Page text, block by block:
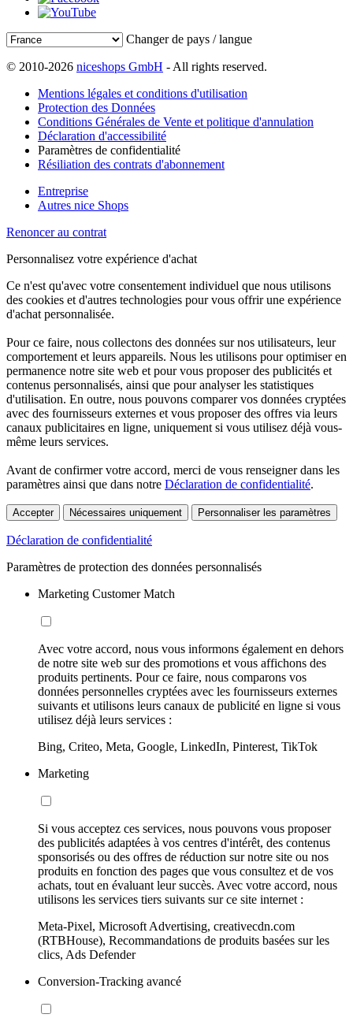
Changer de pays / langue
© 2010-2026 niceshops GmbH - All rights reserved.
Mentions légales et conditions d'utilisation
Protection des Données
Conditions Générales de Vente et politique d'annulation
Déclaration d'accessibilité
Paramètres de confidentialité
Résiliation des contrats d'abonnement
Entreprise
Autres nice Shops
Renoncer au contrat
Personnalisez votre expérience d'achat
Ce n'est qu'avec votre consentement individuel que nous utilisons
des cookies et d'autres technologies pour vous offrir une expérience
d'achat personnalisée.
Pour ce faire, nous collectons des données sur nos utilisateurs, leur
comportement et leurs appareils. Nous les utilisons pour optimiser en
permanence notre site web et pour vous proposer des publicités et
contenus personnalisés, ainsi que pour analyser les statistiques
d'utilisation. En outre, nous pouvons comparer vos données cryptées
avec des fournisseurs externes et vous proposer des offres via leurs
canaux publicitaires en ligne, uniquement si vous utilisez déjà vous-
même leurs services.
Avant de confirmer votre accord, merci de vous renseigner dans les
paramètres ainsi que dans notre Déclaration de confidentialité.
Accepter Nécessaires uniquement Personnaliser les paramètres
Déclaration de confidentialité
Paramètres de protection des données personnalisés
Marketing Customer Match
Avec votre accord, nous vous informons également en dehors
de notre site web sur des promotions et vous affichons des
produits pertinents. Pour ce faire, nous comparons vos
données personnelles cryptées avec les fournisseurs externes
suivants et utilisons leurs canaux de publicité en ligne si vous
utilisez déjà leurs services :
Bing, Criteo, Meta, Google, LinkedIn, Pinterest, TikTok
Marketing
Si vous acceptez ces services, nous pouvons vous proposer
des publicités adaptées à vos centres d'intérêt, des contenus
sponsorisés ou des offres de réduction sur notre site ou nos
produits en fonction des pages que vous consultez et de vos
achats, tout en évaluant leur succès. Avec votre accord, nous
utilisons les services tiers suivants sur ce site internet :
Meta-Pixel, Microsoft Advertising, creativecdn.com
(RTBHouse), Recommandations de produits basées sur les
clics, Ads Defender
Conversion-Tracking avancé